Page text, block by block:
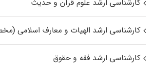
کارشناسی ارشد علوم قرآن و حدیث
کارشناسی ارشد الهیات و معارف اسلامی
کارشناسی ارشد فقه و حقوق